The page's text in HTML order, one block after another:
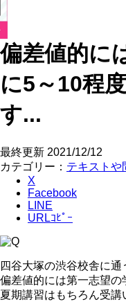
偏差値的に
に5～10程
す...
最終更新 2021/12/12
カテゴリー： テキストや
X
Facebook
LINE
URLｺﾋﾟｰ
四谷大塚の渋谷校舎に通
偏差値的には第一志望の
夏期講習はもちろん受講